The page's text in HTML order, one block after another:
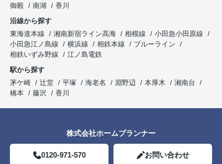
御殿
南湖
香川
沿線から探す
東海道本線
湘南新宿ライン高海 相模線
小田急小田原線
小田急江ノ島線
横浜線 相鉄本線
ブルーライン
相鉄いずみ野線
江ノ島電鉄
駅から探す
茅ケ崎
辻堂 平塚 海老名 淵野辺 本厚木
湘南台
橋本
藤沢 香川
株式会社ホームプランナー
0120-971-570 お問い合わせ